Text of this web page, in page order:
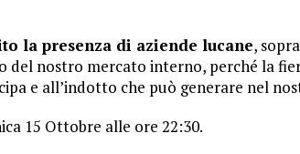
la presenza di aziende lucane,
del nostro mercato interno, perché la
e all’indotto che può generare nel
15 Ottobre alle ore 22:30.